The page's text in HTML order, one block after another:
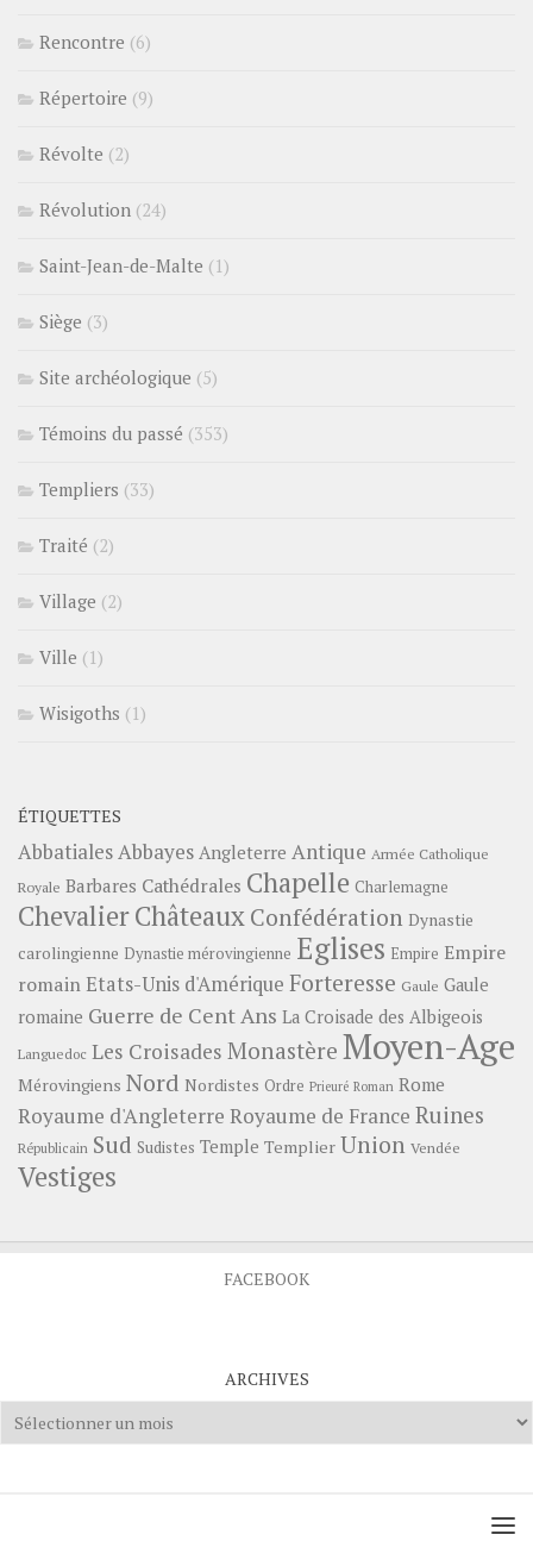
Rencontre (6)
Répertoire (9)
Révolte (2)
Révolution (24)
Saint-Jean-de-Malte (1)
Siège (3)
Site archéologique (5)
Témoins du passé (353)
Templiers (33)
Traité (2)
Village (2)
Ville (1)
Wisigoths (1)
ÉTIQUETTES
AbbatialesAbbayes Angleterre Antique Armée Catholique
Royale Barbares Cathédrales Chapelle Charlemagne
ChevalierChâteauxConfédération Dynastie
carolingienne Dynastie mérovingienne Eglises Empire Empire
romainEtats-Unis d'Amérique Forteresse Gaule Gaule
romaine Guerre de Cent Ans La Croisade des Albigeois
Languedoc Les Croisades Monastère Moyen-Age
Mérovingiens Nord Nordistes Ordre Prieuré Roman Rome
Royaume d'Angleterre Royaume de France Ruines
Républicain Sud Sudistes Temple Templier Union Vendée
Vestiges
FACEBOOK
ARCHIVES
Archives